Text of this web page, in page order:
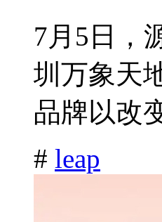
7月5日，
圳万象天
品牌以改
# leap